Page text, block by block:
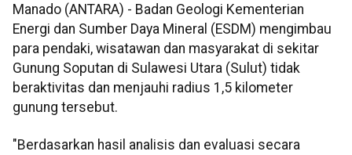
Manado (ANTARA) - Badan Geologi Kementerian
Energi dan Sumber Daya Mineral (ESDM) mengimbau
para pendaki, wisatawan dan masyarakat di sekitar
Gunung Soputan di Sulawesi Utara (Sulut) tidak
beraktivitas dan menjauhi radius 1,5 kilometer
gunung tersebut.
"Berdasarkan hasil analisis dan evaluasi secara